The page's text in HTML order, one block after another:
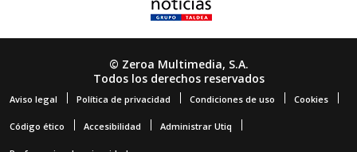
© Zeroa Multimedia, S.A.
Todos los derechos reservados
Aviso legal Política de privacidad Condiciones de uso Cookies
Código ético Accesibilidad Administrar Utiq